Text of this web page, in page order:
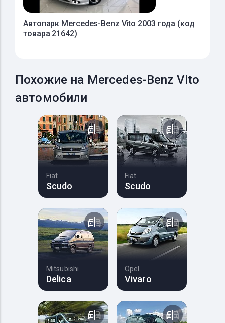
Автопарк Mercedes-Benz Vito 2003 года (код
товара 21642)
Похожие на Mercedes-Benz Vito
автомобили
Fiat
Scudo
Fiat
Scudo
Mitsubishi
Delica
Opel
Vivaro